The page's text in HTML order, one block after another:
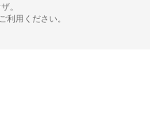
。
利用ください。